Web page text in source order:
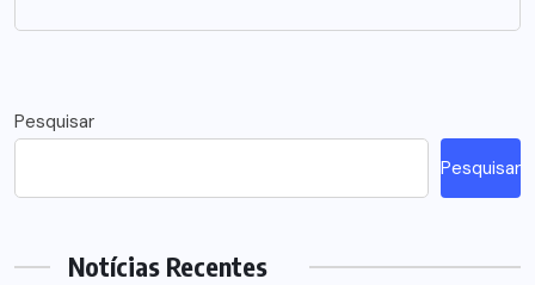
Pesquisar
Pesquisar
Notícias Recentes